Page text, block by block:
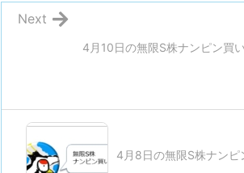
4月10日の無限S株ナンピン買い
Next
4月8日の無限S株ナンピ